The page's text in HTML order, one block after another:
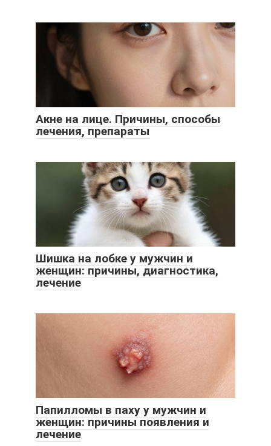
Акне на лице. Причины, способы
лечения, препараты
Шишка на лобке у мужчин и
женщин: причины, диагностика,
лечение
Папилломы в паху у мужчин и
женщин: причины появления и
лечение